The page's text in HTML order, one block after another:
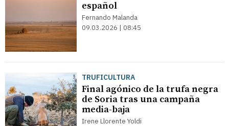
español
Fernando Malanda
09.03.2026 | 08:45
TRUFICULTURA
Final agónico de la trufa negra
de Soria tras una campaña
media-baja
Irene Llorente Yoldi